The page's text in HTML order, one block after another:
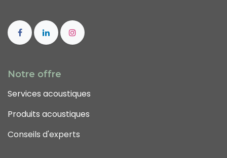
Notre offre
Services acoustiques
Produits acoustiques
Conseils d'experts